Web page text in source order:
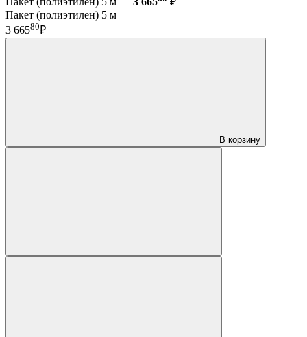
Пакет (полиэтилен) 5 м
3 66580₽
В корзину